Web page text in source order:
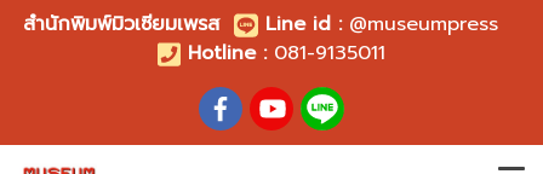
สำนักพิมพ์มิวเซียมเพรส Line id : @museumpress
Hotline :081-9135011